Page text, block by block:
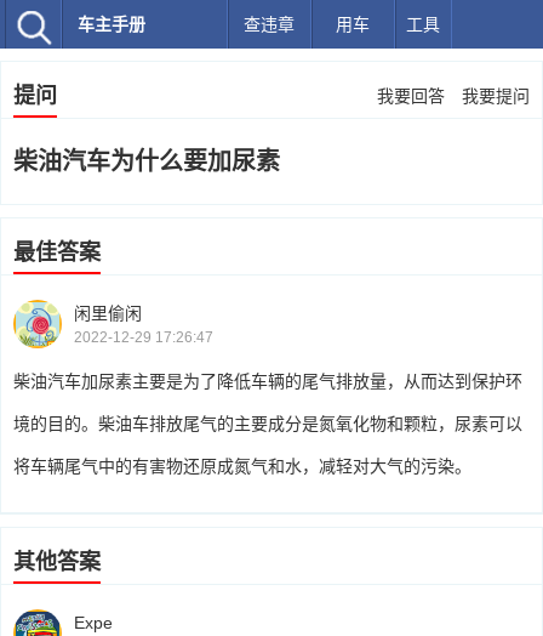
车主手册 查违章 用车 工具
提问 我要回答 我要提问
柴油汽车为什么要加尿素
最佳答案
闲里偷闲
2022-12-29 17:26:47
柴油汽车加尿素主要是为了降低车辆的尾气排放量，从而达到保护环
境的目的。柴油车排放尾气的主要成分是氮氧化物和颗粒，尿素可以
将车辆尾气中的有害物还原成氮气和水，减轻对大气的污染。
其他答案
Expe